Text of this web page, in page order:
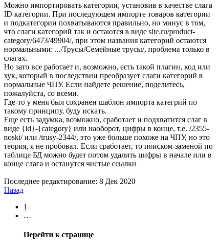
Можно импортировать категории, установив в качестве слага
ID категории. При последующем импорте товаров категории
и подкатегории похватываются правильно, но минус в том,
что слаги категорий так и остаются в виде site.ru/product-
category/6473/49904/, при этом названия категорий остаются
нормальными: .../Трусы/Семейные трусы/, проблема только в
слагах.
Но зато все работает и, возможно, есть такой плагин, код или
хук, который в последствии преобразует слаги категорий в
нормальные ЧПУ. Если найдете решение, поделитесь,
пожалуйста, со всеми.
Где-то у меня был сохранен шаблон импорта категрий по
такому принципу, буду искать.
Еще есть задумка, возможно, сработает и подхватится слаг в
виде {id}-{category} или наоборот, цифры в конце, т.е. /2355-
noski/ или /trusy-2344/, это уже больше похоже на ЧПУ, но это
теория, я не пробовал. Если сработает, то поиском-заменой по
таблице БД можно будет потом удалить цифры в начале или в
конце слага и останутся чистые ссылки
Последнее редактирование: 8 Дек 2020
Назад
1
…
Перейти к странице